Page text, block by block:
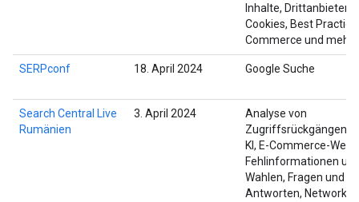
Inhalte, Drittanbieter-
Cookies, Best
Commerce und mehr
SERPconf 18. April 2024 Google Suche
Search Central Live
Rumänien
3. April 2024
Analyse von
Zugriffsrückgängen,
KI, E-Commerce-
Fehlinformationen
Wahlen, Fragen und
Antworten,